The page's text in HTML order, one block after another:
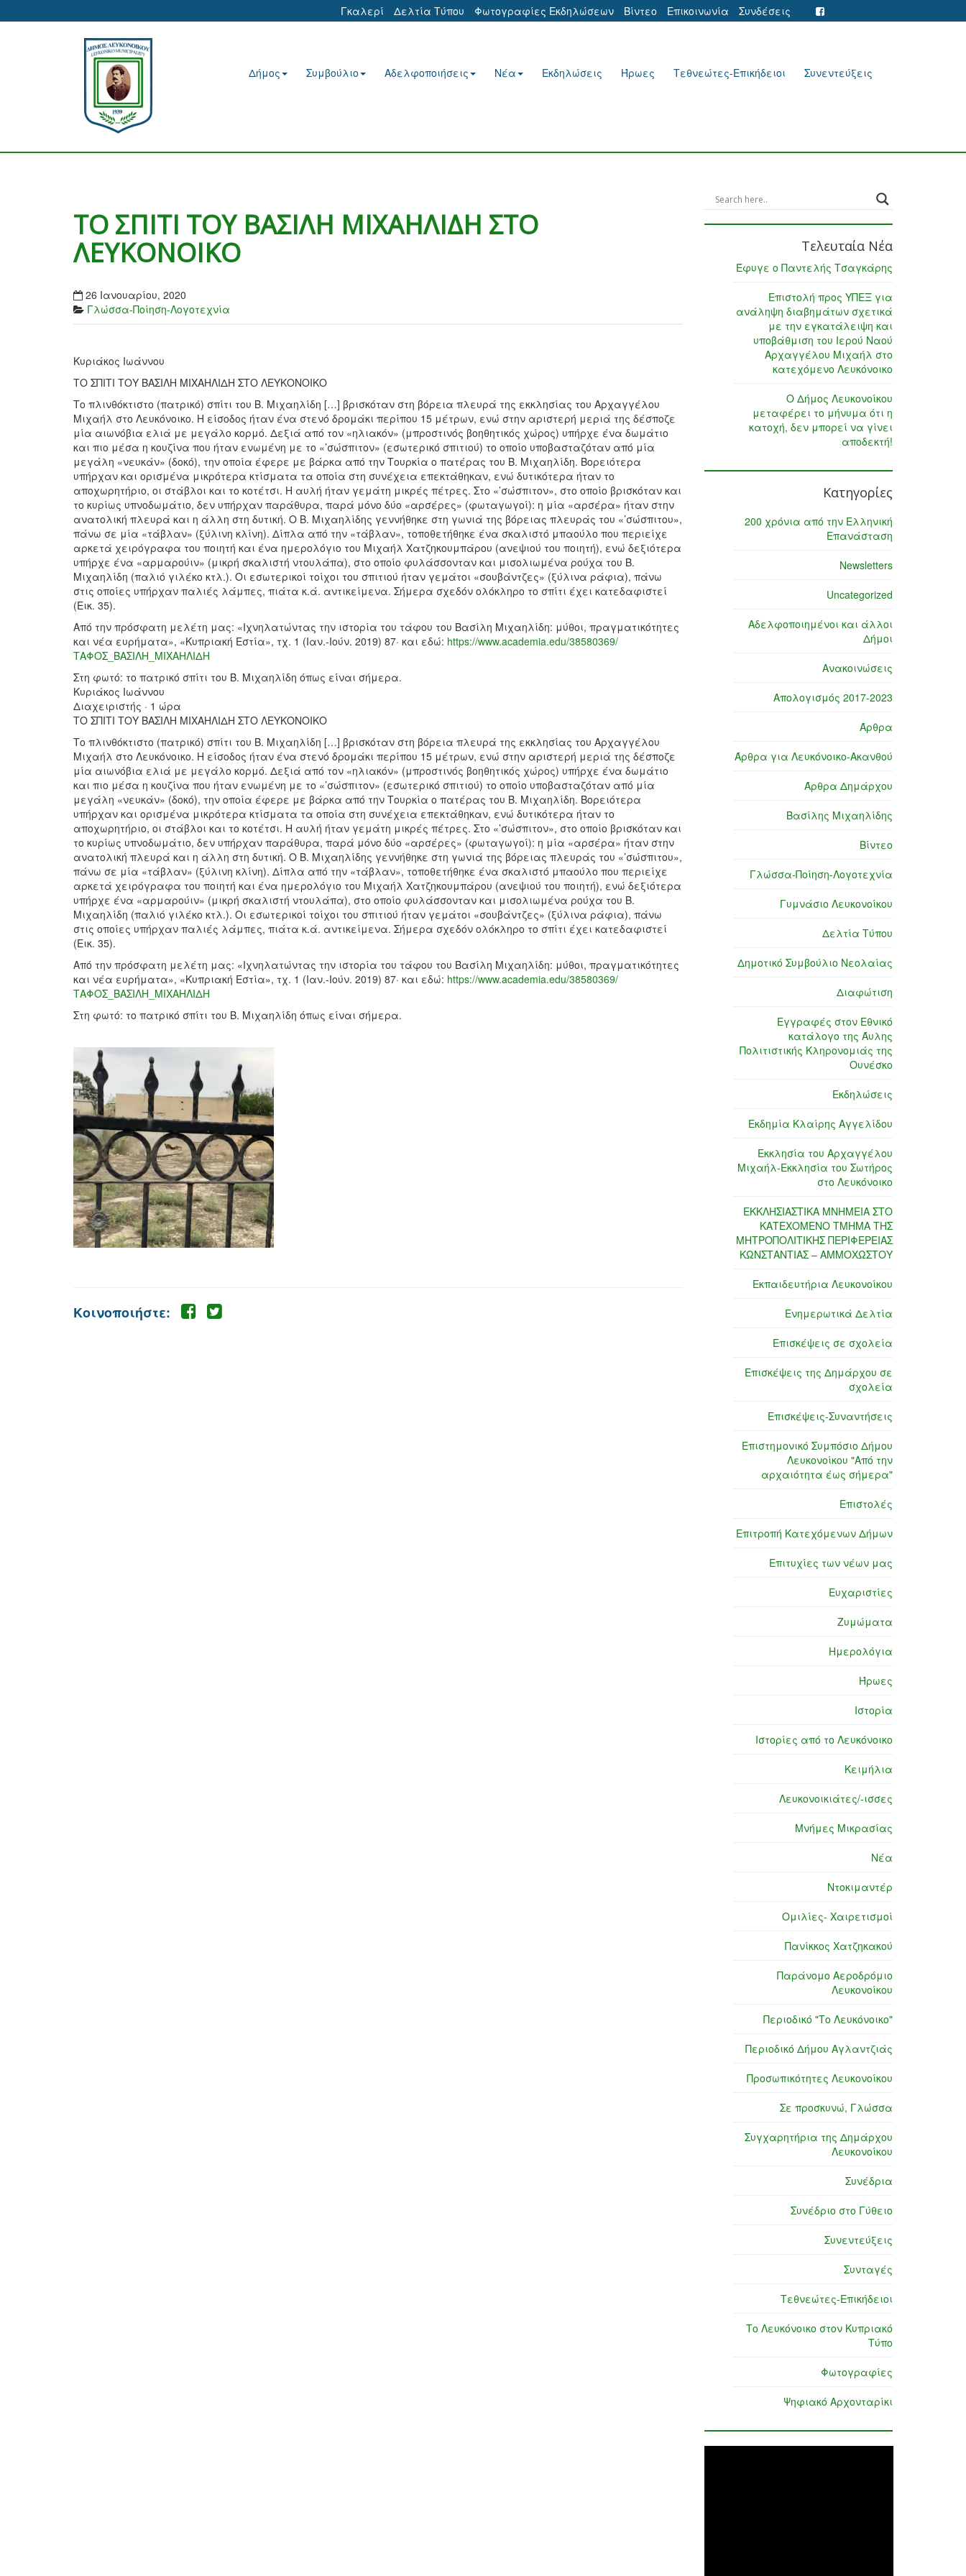
Γκαλερί Δελτία Τύπου Φωτογραφίες Εκδηλώσεων Βίντεο Επικοινωνία Συνδέσεις
Δήμος Συμβούλιο Αδελφοποιήσεις Νέα Εκδηλώσεις Ήρωες Τεθνεώτες-Επικήδειοι Συνεντεύξεις
ΤΟ ΣΠΙΤΙ ΤΟΥ ΒΑΣΙΛΗ ΜΙΧΑΗΛΙΔΗ ΣΤΟ
ΛΕΥΚΟΝΟΙΚΟ
26 Ιανουαρίου, 2020
Γλώσσα-Ποίηση-Λογοτεχνία
Κυριάκος Ιωάννου
ΤΟ ΣΠΙΤΙ ΤΟΥ ΒΑΣΙΛΗ ΜΙΧΑΗΛΙΔΗ ΣΤΟ ΛΕΥΚΟΝΟΙΚΟ
Το πλινθόκτιστο (πατρικό) σπίτι του Β. Μιχαηλίδη […] βρισκόταν στη βόρεια πλευρά της εκκλησίας του Αρχαγγέλου
Μιχαήλ στο Λευκόνοικο. Η είσοδος ήταν ένα στενό δρομάκι περίπου 15 μέτρων, ενώ στην αριστερή μεριά της δέσποζε
μία αιωνόβια ελιά με μεγάλο κορμό. Δεξιά από τον «ηλιακόν» (μπροστινός βοηθητικός χώρος) υπήρχε ένα δωμάτιο
και πιο μέσα η κουζίνα που ήταν ενωμένη με το «’σώσπιτον» (εσωτερικό σπιτιού) το οποίο υποβασταζόταν από μία
μεγάλη «νευκάν» (δοκό), την οποία έφερε με βάρκα από την Τουρκία ο πατέρας του Β. Μιχαηλίδη. Βορειότερα
υπήρχαν και ορισμένα μικρότερα κτίσματα τα οποία στη συνέχεια επεκτάθηκαν, ενώ δυτικότερα ήταν το
αποχωρητήριο, οι στάβλοι και το κοτέτσι. Η αυλή ήταν γεμάτη μικρές πέτρες. Στο «’σώσπιτον», στο οποίο βρισκόταν και
το κυρίως υπνοδωμάτιο, δεν υπήρχαν παράθυρα, παρά μόνο δύο «αρσέρες» (φωταγωγοί): η μία «αρσέρα» ήταν στην
ανατολική πλευρά και η άλλη στη δυτική. Ο Β. Μιχαηλίδης γεννήθηκε στη γωνιά της βόρειας πλευράς του «’σώσπιτου»,
πάνω σε μία «τάβλαν» (ξύλινη κλίνη). Δίπλα από την «τάβλαν», τοποθετήθηκε ένα σκαλιστό μπαούλο που περιείχε
αρκετά χειρόγραφα του ποιητή και ένα ημερολόγιο του Μιχαήλ Χατζηκουμπάρου (ανεψιού του ποιητή), ενώ δεξιότερα
υπήρχε ένα «αρμαρούιν» (μικρή σκαλιστή ντουλάπα), στο οποίο φυλάσσονταν και μισολιωμένα ρούχα του Β.
Μιχαηλίδη (παλιό γιλέκο κτλ.). Οι εσωτερικοί τοίχοι του σπιτιού ήταν γεμάτοι «σουβάντζες» (ξύλινα ράφια), πάνω
στις οποίες υπήρχαν παλιές λάμπες, πιάτα κ.ά. αντικείμενα. Σήμερα σχεδόν ολόκληρο το σπίτι έχει κατεδαφιστεί
(Εικ. 35).
Από την πρόσφατη μελέτη μας: «Ιχνηλατώντας την ιστορία του τάφου του Βασίλη Μιχαηλίδη: μύθοι, πραγματικότητες
και νέα ευρήματα», «Κυπριακή Εστία», τχ. 1 (Ιαν.-Ιούν. 2019) 87· και εδώ: https://www.academia.edu/38580369/
ΤΑΦΟΣ_ΒΑΣΙΛΗ_ΜΙΧΑΗΛΙΔΗ
Στη φωτό: το πατρικό σπίτι του Β. Μιχαηλίδη όπως είναι σήμερα.
Κυριάκος Ιωάννου
Διαχειριστής · 1 ώρα
ΤΟ ΣΠΙΤΙ ΤΟΥ ΒΑΣΙΛΗ ΜΙΧΑΗΛΙΔΗ ΣΤΟ ΛΕΥΚΟΝΟΙΚΟ
Το πλινθόκτιστο (πατρικό) σπίτι του Β. Μιχαηλίδη […] βρισκόταν στη βόρεια πλευρά της εκκλησίας του Αρχαγγέλου
Μιχαήλ στο Λευκόνοικο. Η είσοδος ήταν ένα στενό δρομάκι περίπου 15 μέτρων, ενώ στην αριστερή μεριά της δέσποζε
μία αιωνόβια ελιά με μεγάλο κορμό. Δεξιά από τον «ηλιακόν» (μπροστινός βοηθητικός χώρος) υπήρχε ένα δωμάτιο
και πιο μέσα η κουζίνα που ήταν ενωμένη με το «’σώσπιτον» (εσωτερικό σπιτιού) το οποίο υποβασταζόταν από μία
μεγάλη «νευκάν» (δοκό), την οποία έφερε με βάρκα από την Τουρκία ο πατέρας του Β. Μιχαηλίδη. Βορειότερα
υπήρχαν και ορισμένα μικρότερα κτίσματα τα οποία στη συνέχεια επεκτάθηκαν, ενώ δυτικότερα ήταν το
αποχωρητήριο, οι στάβλοι και το κοτέτσι. Η αυλή ήταν γεμάτη μικρές πέτρες. Στο «’σώσπιτον», στο οποίο βρισκόταν και
το κυρίως υπνοδωμάτιο, δεν υπήρχαν παράθυρα, παρά μόνο δύο «αρσέρες» (φωταγωγοί): η μία «αρσέρα» ήταν στην
ανατολική πλευρά και η άλλη στη δυτική. Ο Β. Μιχαηλίδης γεννήθηκε στη γωνιά της βόρειας πλευράς του «’σώσπιτου»,
πάνω σε μία «τάβλαν» (ξύλινη κλίνη). Δίπλα από την «τάβλαν», τοποθετήθηκε ένα σκαλιστό μπαούλο που περιείχε
αρκετά χειρόγραφα του ποιητή και ένα ημερολόγιο του Μιχαήλ Χατζηκουμπάρου (ανεψιού του ποιητή), ενώ δεξιότερα
υπήρχε ένα «αρμαρούιν» (μικρή σκαλιστή ντουλάπα), στο οποίο φυλάσσονταν και μισολιωμένα ρούχα του Β.
Μιχαηλίδη (παλιό γιλέκο κτλ.). Οι εσωτερικοί τοίχοι του σπιτιού ήταν γεμάτοι «σουβάντζες» (ξύλινα ράφια), πάνω
στις οποίες υπήρχαν παλιές λάμπες, πιάτα κ.ά. αντικείμενα. Σήμερα σχεδόν ολόκληρο το σπίτι έχει κατεδαφιστεί
(Εικ. 35).
Από την πρόσφατη μελέτη μας: «Ιχνηλατώντας την ιστορία του τάφου του Βασίλη Μιχαηλίδη: μύθοι, πραγματικότητες
και νέα ευρήματα», «Κυπριακή Εστία», τχ. 1 (Ιαν.-Ιούν. 2019) 87· και εδώ: https://www.academia.edu/38580369/
ΤΑΦΟΣ_ΒΑΣΙΛΗ_ΜΙΧΑΗΛΙΔΗ
Στη φωτό: το πατρικό σπίτι του Β. Μιχαηλίδη όπως είναι σήμερα.
Κοινοποιήστε:
Τελευταία Νέα
Έφυγε ο Παντελής Τσαγκάρης
Επιστολή προς ΥΠΕΞ για
ανάληψη διαβημάτων σχετικά
με την εγκατάλειψη και
υποβάθμιση του Ιερού Ναού
Αρχαγγέλου Μιχαήλ στο
κατεχόμενο Λευκόνοικο
Ο Δήμος Λευκονοίκου
μεταφέρει το μήνυμα ότι η
κατοχή, δεν μπορεί να γίνει
αποδεκτή!
Κατηγορίες
200 χρόνια από την Ελληνική
Επανάσταση
Newsletters
Uncategorized
Αδελφοποιημένοι και άλλοι
Δήμοι
Ανακοινώσεις
Απολογισμός 2017-2023
Άρθρα
Άρθρα για Λευκόνοικο-Ακανθού
Άρθρα Δημάρχου
Βασίλης Μιχαηλίδης
Βίντεο
Γλώσσα-Ποίηση-Λογοτεχνία
Γυμνάσιο Λευκονοίκου
Δελτία Τύπου
Δημοτικό Συμβούλιο Νεολαίας
Διαφώτιση
Εγγραφές στον Εθνικό
κατάλογο της Άυλης
Πολιτιστικής Κληρονομιάς της
Ουνέσκο
Εκδηλώσεις
Εκδημία Κλαίρης Αγγελίδου
Εκκλησία του Αρχαγγέλου
Μιχαήλ-Εκκλησία του Σωτήρος
στο Λευκόνοικο
ΕΚΚΛΗΣΙΑΣΤΙΚΑ ΜΝΗΜΕΙΑ ΣΤΟ
ΚΑΤΕΧΟΜΕΝΟ ΤΜΗΜΑ ΤΗΣ
ΜΗΤΡΟΠΟΛΙΤΙΚΗΣ ΠΕΡΙΦΕΡΕΙΑΣ
ΚΩΝΣΤΑΝΤΙΑΣ – ΑΜΜΟΧΩΣΤΟΥ
Εκπαιδευτήρια Λευκονοίκου
Ενημερωτικά Δελτία
Επισκέψεις σε σχολεία
Επισκέψεις της Δημάρχου σε
σχολεία
Επισκέψεις-Συναντήσεις
Επιστημονικό Συμπόσιο Δήμου
Λευκονοίκου "Από την
αρχαιότητα έως σήμερα"
Επιστολές
Επιτροπή Κατεχόμενων Δήμων
Επιτυχίες των νέων μας
Ευχαριστίες
Ζυμώματα
Ημερολόγια
Ήρωες
Ιστορία
Ιστορίες από το Λευκόνοικο
Κειμήλια
Λευκονοικιάτες/-ισσες
Μνήμες Μικρασίας
Νέα
Ντοκιμαντέρ
Ομιλίες- Χαιρετισμοί
Πανίκκος Χατζηκακού
Παράνομο Αεροδρόμιο
Λευκονοίκου
Περιοδικό "Το Λευκόνοικο"
Περιοδικό Δήμου Αγλαντζιάς
Προσωπικότητες Λευκονοίκου
Σε προσκυνώ, Γλώσσα
Συγχαρητήρια της Δημάρχου
Λευκονοίκου
Συνέδρια
Συνέδριο στο Γύθειο
Συνεντεύξεις
Συνταγές
Τεθνεώτες-Επικήδειοι
Το Λευκόνοικο στον Κυπριακό
Τύπο
Φωτογραφίες
Ψηφιακό Αρχονταρίκι